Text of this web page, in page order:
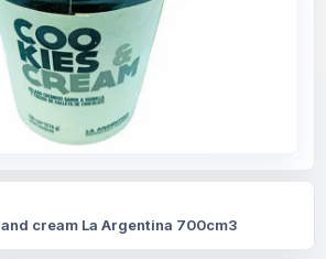
cream La Argentina 700cm3